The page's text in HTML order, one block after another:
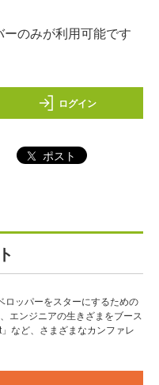
のみが利用可能です
ログイン
ポスト
ッパーをスターにするための
エンジニアの生きざまをブース
など、さまざまなカンファレ